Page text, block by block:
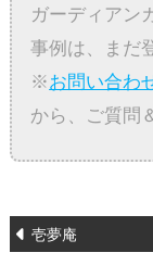
ガーディアン
事例は、まだ
※お問い合わ
から、ご質問
投壱夢庵